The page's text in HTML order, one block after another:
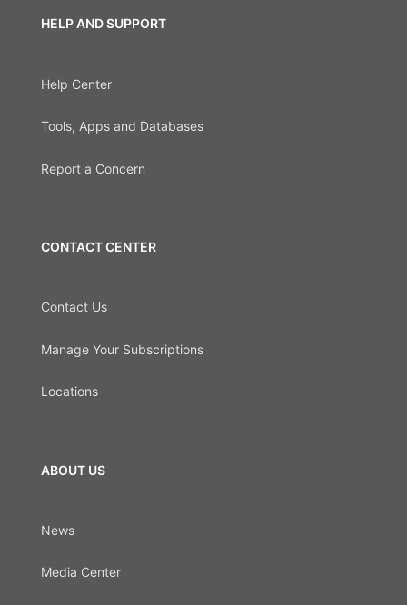
HELP AND SUPPORT
Help Center
Tools, Apps and Databases
Report a Concern
CONTACT CENTER
Contact Us
Manage Your Subscriptions
Locations
ABOUT US
News
Media Center